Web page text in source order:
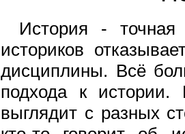
История -
историков
дисциплины. Всё
подхода к истории.
выглядит с разных